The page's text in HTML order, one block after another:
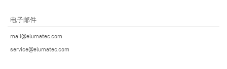
电子邮件
mail@elumatec.com
service@elumatec.com